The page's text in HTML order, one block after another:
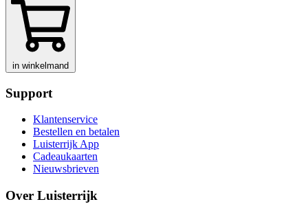
in winkelmand
Support
Klantenservice
Bestellen en betalen
Luisterrijk App
Cadeaukaarten
Nieuwsbrieven
Over Luisterrijk